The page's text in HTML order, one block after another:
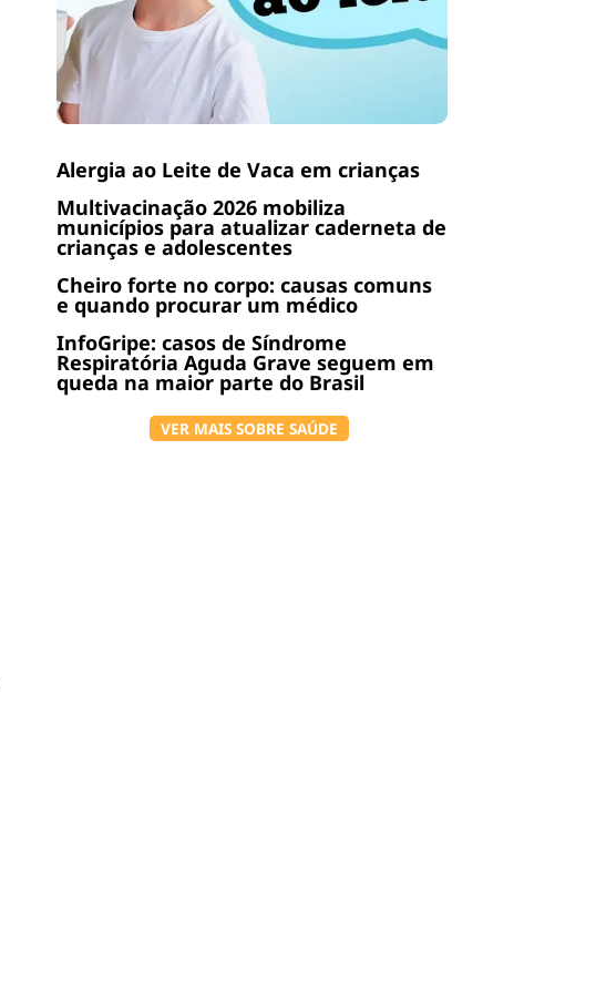
Alergia ao Leite de Vaca em crianças
Multivacinação 2026 mobiliza
municípios para atualizar caderneta de
crianças e adolescentes
Cheiro forte no corpo: causas comuns
e quando procurar um médico
InfoGripe: casos de Síndrome
Respiratória Aguda Grave seguem em
queda na maior parte do Brasil
VER MAIS SOBRE SAÚDE